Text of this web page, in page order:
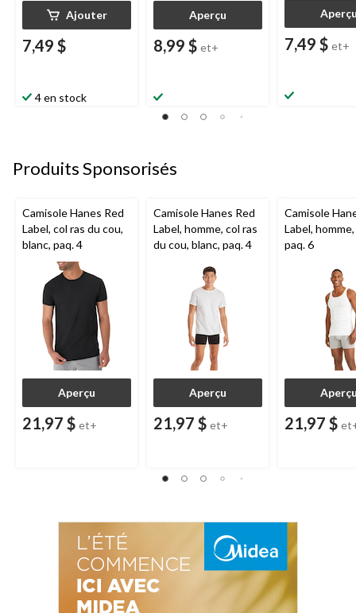
Ajouter
7,49 $
4 en stock
Aperçu
8,99 $ et+ 7,49 $ et+
Produits Sponsorisés
Camisole Hanes Red
Label, col ras du cou,
blanc, paq. 4
Aperçu
21,97 $ et+
Camisole Hanes Red
Label, homme, col ras
du cou, blanc, paq. 4
Aperçu
21,97 $ et+
Camisole
Label,
paq. 6
21,97 $